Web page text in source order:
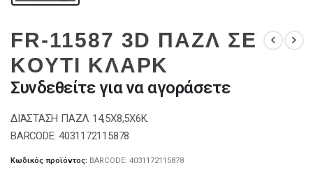
FR-11587 3D ΠΑΖΛ ΣΕ
KOYTI ΚΛΑΡΚ
Συνδεθείτε για να αγοράσετε
ΔΙΆΣΤΑΣΗ ΠΑΖΛ 14,5Χ8,5Χ6K.
BARCODE: 4031172115878
Κωδικός προϊόντος: BARCODE: 4031172115878